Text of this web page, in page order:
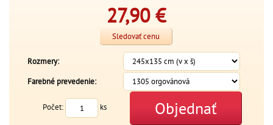
27,90€
Sledovať cenu
Rozmery:
Farebné prevedenie:
Počet: ks Objednať